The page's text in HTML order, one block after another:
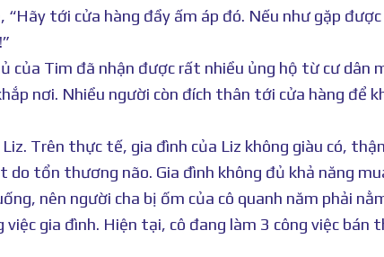
tới cửa hàng đầy ấm áp đó. Nếu như gặp được
Tim đã nhận được rất nhiều ủng hộ từ cư dân
nơi. Nhiều người còn đích thân tới cửa hàng để
Trên thực tế, gia đình của Liz không giàu có,
tổn thương não. Gia đình không đủ khả năng
nên người cha bị ốm của cô quanh năm phải
việc gia đình. Hiện tại, cô đang làm 3 công việc bán